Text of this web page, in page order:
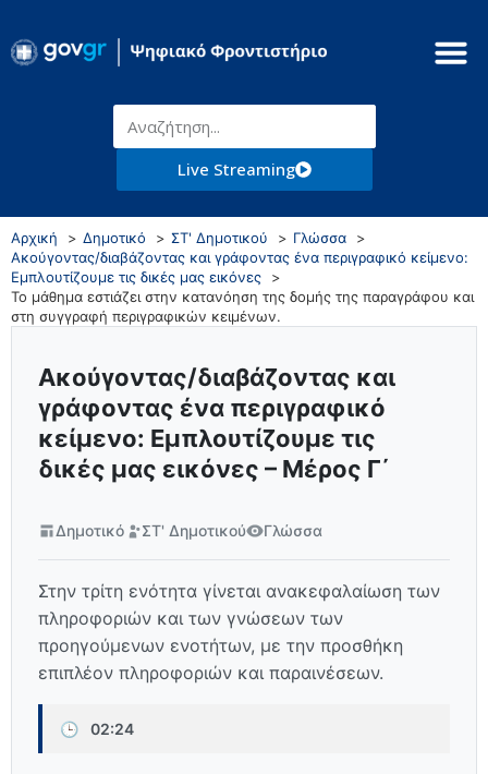
Live Streaming
Αρχική Δημοτικό ΣΤ' Δημοτικού
Γλώσσα
Ακούγοντας/διαβάζοντας και γράφοντας ένα περιγραφικό κείμενο:
Εμπλουτίζουμε τις δικές μας εικόνες
Το μάθημα εστιάζει στην κατανόηση της δομής της παραγράφου και
στη συγγραφή περιγραφικών κειμένων.
Ακούγοντας/διαβάζοντας και
γράφοντας ένα περιγραφικό
κείμενο: Εμπλουτίζουμε τις
δικές μας εικόνες – Μέρος Γ΄
Δημοτικό ΣΤ' Δημοτικού Γλώσσα
Στην τρίτη ενότητα γίνεται ανακεφαλαίωση των
πληροφοριών και των γνώσεων των
προηγούμενων ενοτήτων, με την προσθήκη
επιπλέον πληροφοριών και παραινέσεων.
🕒 02:24